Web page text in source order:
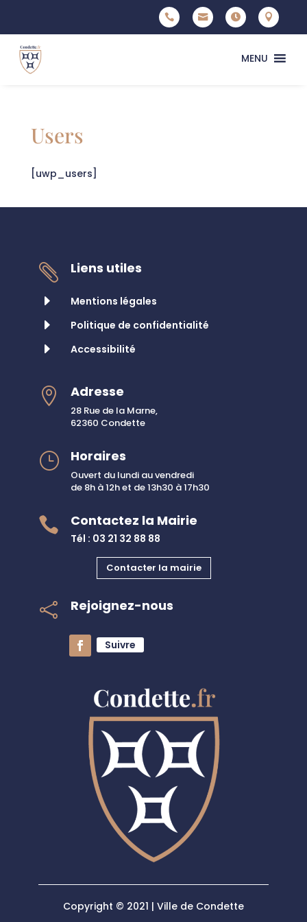




MENU
Users
[uwp_users]

Liens utiles
E
Mentions légales
E Politique de confidentialité
E Accessibilité
 Adresse
28 Rue de la Marne,
62360 Condette
} Horaires
Ouvert du lundi au vendredi
de 8h à 12h et de 13h30 à 17h30
 Contactez la Mairie
Tél : 03 21 32 88 88
Contacter la mairie
 Rejoignez-nous
Suivre
Copyright © 2021 | Ville de Condette